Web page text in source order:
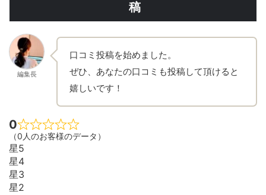
稿
編集長
口コミ投稿を始めました。
ぜひ、あなたの口コミも投稿して頂けると
嬉しいです！
0
（0人のお客様のデータ）
星5
星4
星3
星2